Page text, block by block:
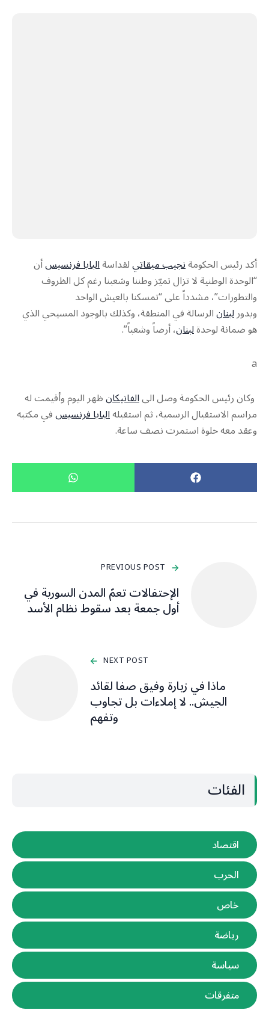
أكد رئيس الحكومةنجيب ميقاتيلقداسةالبابا فرنسيسأن
“الوحدة الوطنية لا تزال تميّز وطننا وشعبنا رغم كل الظروف
والتطورات”، مشدداً على “تمسكنا بالعيش الواحد
وبدورلبنانالرسالة في المنطقة، وكذلك بالوجود المسيحي الذي
هو ضمانة لوحدةلبنان، أرضاً وشعباً”.
a
وكان رئيس الحكومة وصل الىالفاتيكانظهر اليوم وأقيمت له
مراسم الاستقبال الرسمية، ثم استقبلهالبابا فرنسيسفي مكتبه
وعقد معه خلوة استمرت نصف ساعة.
PREVIOUS POST
الإحتفالات تعمّ المدن السورية في
أول جمعة بعد سقوط نظام ⁧‫الأسد
NEXT POST
ماذا في زيارة وفيق صفا لقائد
الجيش.. لا إملاءات بل تجاوب
وتفهم
الفئات
اقتصاد
الحرب
خاص
رياضة
سياسة
متفرقات